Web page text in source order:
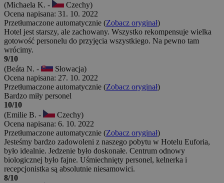
(Michaela K. -
Czechy)
Ocena napisana: 31. 10. 2022
Przetłumaczone automatycznie (Zobacz oryginał)
Hotel jest starszy, ale zachowany. Wszystko rekompensuje wielka
gotowość personelu do przyjęcia wszystkiego. Na pewno tam
wrócimy.
9/10
(Beáta N. -
Słowacja)
Ocena napisana: 27. 10. 2022
Przetłumaczone automatycznie (Zobacz oryginał)
Bardzo miły personel
10/10
(Emilie B. -
Czechy)
Ocena napisana: 6. 10. 2022
Przetłumaczone automatycznie (Zobacz oryginał)
Jesteśmy bardzo zadowoleni z naszego pobytu w Hotelu Euforia,
było idealnie. Jedzenie było doskonałe. Centrum odnowy
biologicznej było fajne. Uśmiechnięty personel, kelnerka i
recepcjonistka są absolutnie niesamowici.
8/10